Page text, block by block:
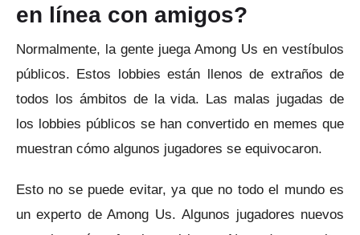
en línea con amigos?
Normalmente, la gente juega Among Us en vestíbulos
públicos. Estos lobbies están llenos de extraños de
todos los ámbitos de la vida. Las malas jugadas de
los lobbies públicos se han convertido en memes que
muestran cómo algunos jugadores se equivocaron.
Esto no se puede evitar, ya que no todo el mundo es
un experto de Among Us.Algunos jugadores nuevos